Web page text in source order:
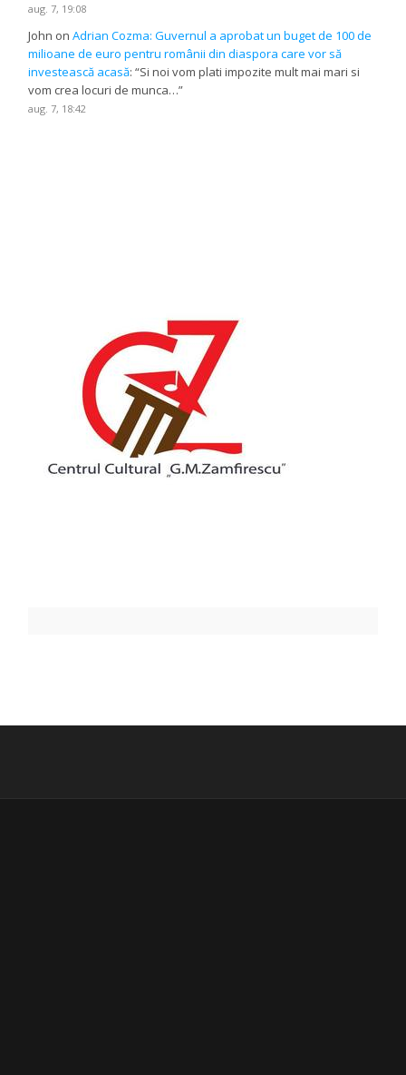
aug. 7, 19:08
John onAdrian Cozma: Guvernul a aprobat un buget de 100 de
milioane de euro pentru românii din diaspora care vor să
investească acasă: “Si noi vom plati impozite mult mai mari si
vom crea locuri de munca…”
aug. 7, 18:42